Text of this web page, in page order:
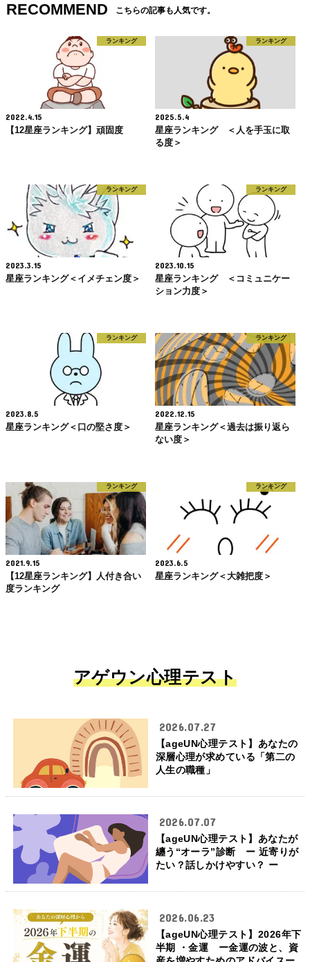
RECOMMEND こちらの記事も人気です。
ランキング
2022.4.15
【12星座ランキング】頑固度
ランキング
2025.5.4
星座ランキング ＜人を手玉に取
る度＞
ランキング
2023.3.15
星座ランキング＜イメチェン度＞
ランキング
2023.10.15
星座ランキング ＜コミュニケー
ション力度＞
ランキング
2023.8.5
星座ランキング＜口の堅さ度＞
ランキング
2022.12.15
星座ランキング＜過去は振り返ら
ない度＞
ランキング
2021.9.15
【12星座ランキング】人付き合い
度ランキング
ランキング
2023.6.5
星座ランキング＜大雑把度＞
アゲウン心理テスト
2026.07.27
【ageUN心理テスト】あなたの
深層心理が求めている「第二の
人生の職種」
2026.07.07
【ageUN心理テスト】あなたが
纏う“オーラ”診断 ー 近寄りが
たい？話しかけやすい？ ー
2026.06.23
【ageUN心理テスト】2026年下
半期 ・金運 ー金運の波と、資